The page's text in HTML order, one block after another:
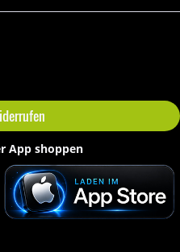
App shoppen